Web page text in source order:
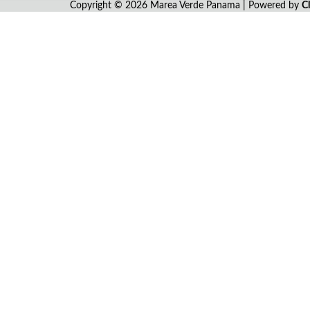
Copyright © 2026 Marea Verde Panama | Powered by